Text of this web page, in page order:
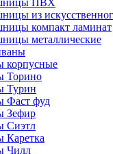
ПВХ
из
компакт ламинат
металлические
корпусные
Торино
Турин
Фаст фуд
Зефир
Сиэтл
Каретка
Чилл